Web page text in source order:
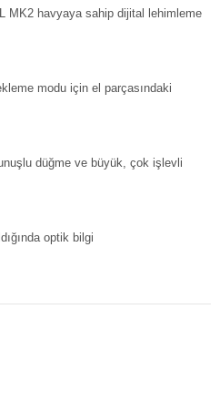
MK2 havyaya sahip dijital lehimleme
modu için el parçasındaki
düğme ve büyük, çok işlevli
optik bilgi